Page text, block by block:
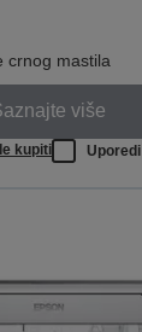
crnog mastila
više
kupiti Uporedi